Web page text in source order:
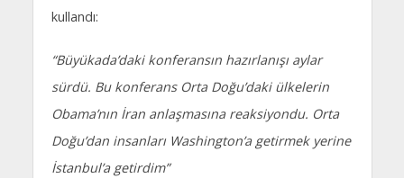
kullandı:
“Büyükada’daki konferansın hazırlanışı aylar
sürdü. Bu konferans Orta Doğu’daki ülkelerin
Obama’nın İran anlaşmasına reaksiyondu. Orta
Doğu’dan insanları Washington’a getirmek yerine
İstanbul’a getirdim”